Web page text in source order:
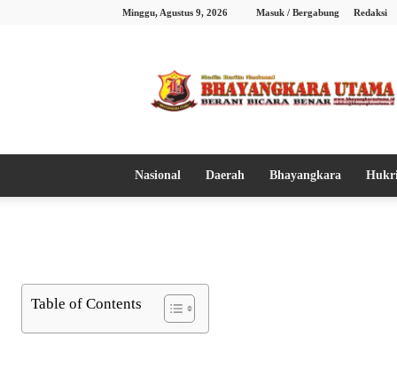
Minggu, Agustus 9, 2026 Masuk / Bergabung Redaksi
Utama
Nasional Daerah Bhayangkara
Table of Contents